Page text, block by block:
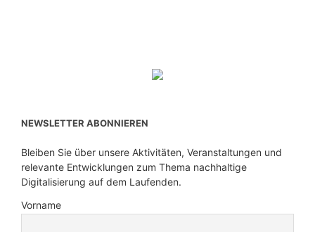
NEWSLETTER ABONNIEREN
Bleiben Sie über unsere Aktivitäten, Veranstaltungen und
relevante Entwicklungen zum Thema nachhaltige
Digitalisierung auf dem Laufenden.
Vorname